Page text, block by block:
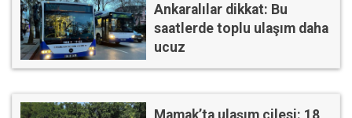
Ankaralılar dikkat: Bu
saatlerde toplu ulaşım daha
ucuz
Mamak’ta ulaşım çilesi: 18